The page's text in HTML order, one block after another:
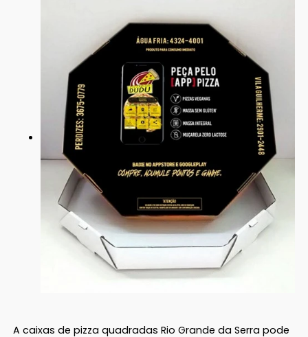
A caixas de pizza quadradas Rio Grande da Serra pode